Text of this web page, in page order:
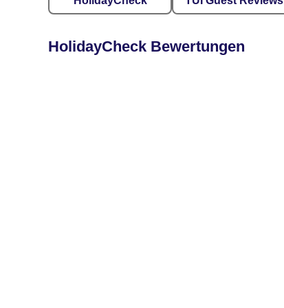
HolidayCheck Bewertungen